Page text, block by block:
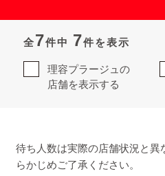
全7件中 7件を表示
理容プラージュの
店舗を表示する
待ち人数は実際の店舗状況と異
らかじめご了承ください。